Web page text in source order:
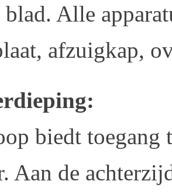
blad. Alle
afzuigkap,
biedt toegang
Aan de